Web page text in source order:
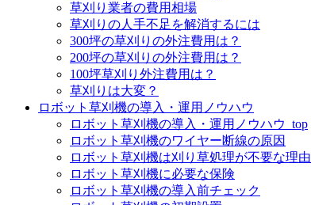
草刈り業者の費用相場
草刈りの人手不足を解消するには
300坪の草刈りの外注費用は？
200坪の草刈りの外注費用は？
100坪草刈り外注費用は？
草刈りは大変？
ロボット草刈機の導入・運用ノウハウ
ロボット草刈機の導入・運用ノウハウ_top
ロボット草刈機のワイヤー断線の原因
ロボット草刈機は刈り草処理が不要な理由
ロボット草刈機に必要な保険
ロボット草刈機の導入前チェック